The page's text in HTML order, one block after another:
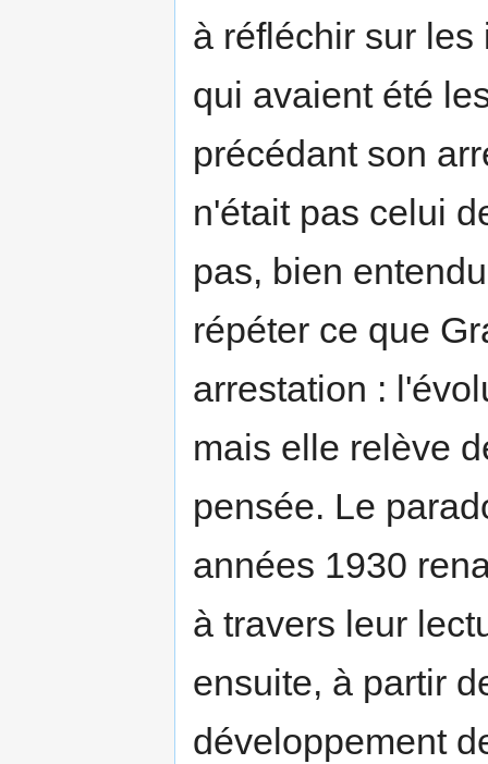
à réfléchir sur
qui avaient été
précédant son
n'était pas celui
pas, bien
répéter ce que
arrestation :
mais elle relève
pensée. Le
années 1930
à travers leur
ensuite, à partir
développement